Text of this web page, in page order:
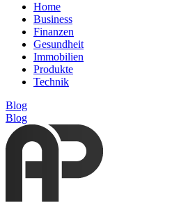
Home
Business
Finanzen
Gesundheit
Immobilien
Produkte
Technik
Blog
Blog